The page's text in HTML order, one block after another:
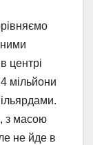
центрі
мільйони
з масою
не йде в